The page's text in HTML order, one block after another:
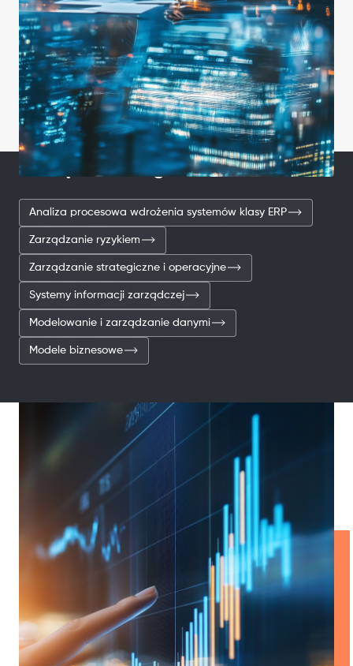
Powiązane usługi
Analiza procesowa wdrożenia systemów klasy ERP
Zarządzanie ryzykiem
Zarządzanie strategiczne i operacyjne
Systemy informacji zarządczej
Modelowanie i zarządzanie danymi
Modele biznesowe